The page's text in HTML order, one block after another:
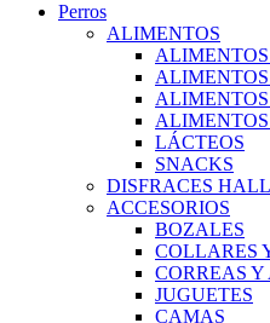
Perros
ALIMENTOS
ALIMENTOS
LÁCTEOS
SNACKS
DISFRACES
ACCESORIOS
BOZALES
COLLARES
CORREAS Y
JUGUETES
CAMAS